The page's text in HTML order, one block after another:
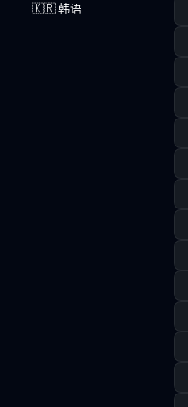
🇰🇷 韩语